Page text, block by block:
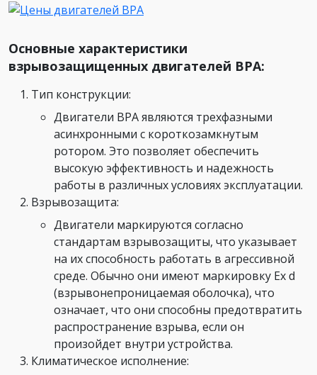
Основные характеристики
взрывозащищенных двигателей ВРА:
Тип конструкции:
Двигатели ВРА являются трехфазными
асинхронными с короткозамкнутым
ротором. Это позволяет обеспечить
высокую эффективность и надежность
работы в различных условиях эксплуатации.
Взрывозащита:
Двигатели маркируются согласно
стандартам взрывозащиты, что указывает
на их способность работать в агрессивной
среде. Обычно они имеют маркировку Ex d
(взрывонепроницаемая оболочка), что
означает, что они способны предотвратить
распространение взрыва, если он
произойдет внутри устройства.
Климатическое исполнение: